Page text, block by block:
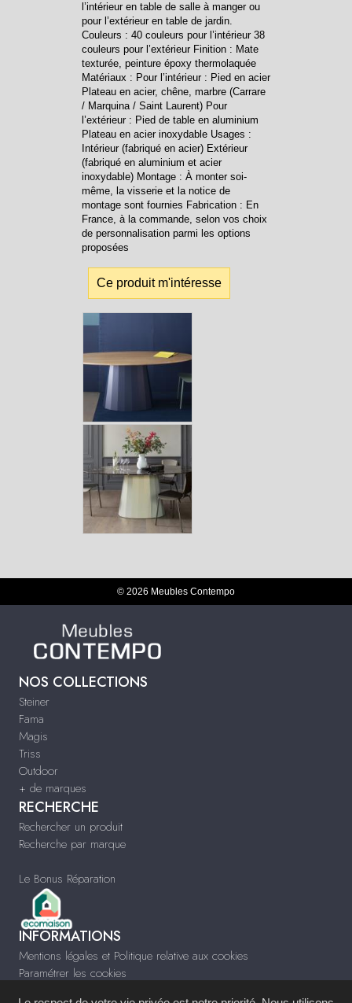
l’intérieur en table de salle à manger ou
pour l’extérieur en table de jardin.
Couleurs : 40 couleurs pour l’intérieur 38
couleurs pour l’extérieur Finition : Mate
texturée, peinture époxy thermolaquée
Matériaux : Pour l’intérieur : Pied en acier
Plateau en acier, chêne, marbre (Carrare
/ Marquina / Saint Laurent) Pour
l’extérieur : Pied de table en aluminium
Plateau en acier inoxydable Usages :
Intérieur (fabriqué en acier) Extérieur
(fabriqué en aluminium et acier
inoxydable) Montage : À monter soi-
même, la visserie et la notice de
montage sont fournies Fabrication : En
France, à la commande, selon vos choix
de personnalisation parmi les options
proposées
Ce produit m'intéresse
© 2026 Meubles Contempo
NOS COLLECTIONS
Steiner
Fama
Magis
Triss
Outdoor
+ de marques
RECHERCHE
Rechercher un produit
Recherche par marque
Le Bonus Réparation
INFORMATIONS
Mentions légales et Politique relative aux cookies
Paramétrer les cookies